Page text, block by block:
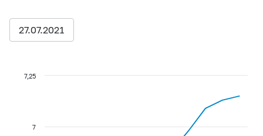
27.07.2021
7
7,25